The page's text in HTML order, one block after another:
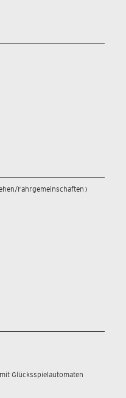
Fahrgemeinschaften)
Glücksspielautomaten